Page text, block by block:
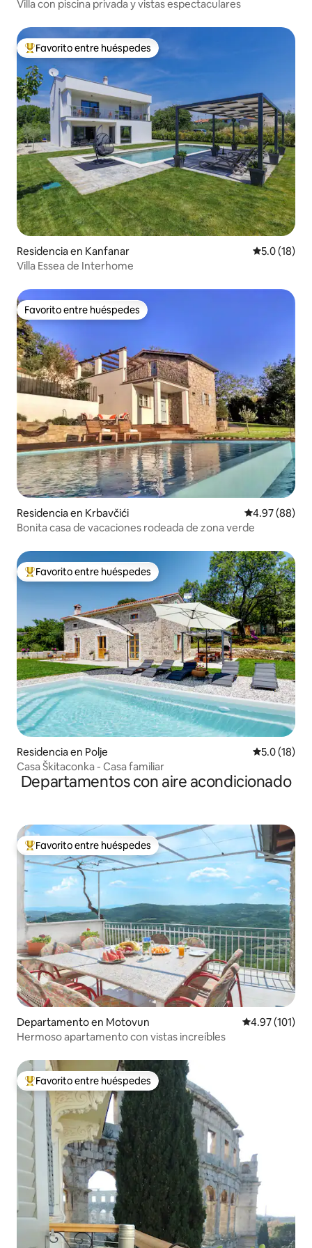
Villa con piscina privada y vistas espectaculares
De los mejores en Favorito entre huéspedes
Favorito entre huéspedes
Residencia en Kanfanar Calificación
5.0 (18)
Villa Essea de Interhome
Favorito entre huéspedes
Favorito entre huéspedes
Residencia en Krbavčići Calificación
4.97 (88)
Bonita casa de vacaciones rodeada de zona verde
De los mejores en Favorito entre huéspedes
Favorito entre huéspedes
Residencia en Polje Calificación
5.0 (18)
Casa Škitaconka - Casa familiar
Departamentos con aire acondicionado
De los mejores en Favorito entre huéspedes
Favorito entre huéspedes
Departamento en Motovun Calificación
4.97 (101)
Hermoso apartamento con vistas increíbles
De los mejores en Favorito entre huéspedes
Favorito entre huéspedes